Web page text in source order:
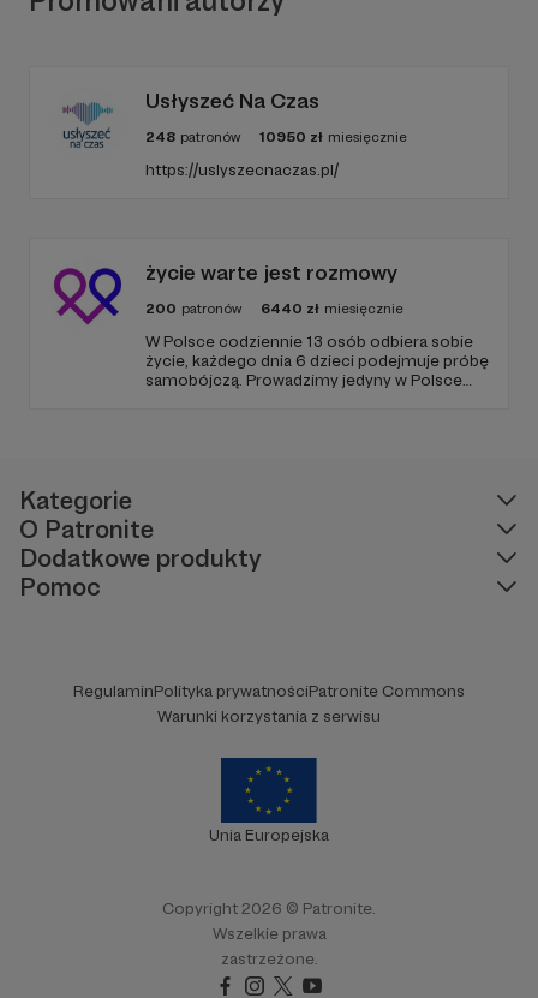
Usłyszeć Na Czas
248 patronów 10950 zł miesięcznie
https://uslyszecnaczas.pl/
życie warte jest rozmowy
200 patronów 6440 zł miesięcznie
W Polsce codziennie 13 osób odbiera sobie
życie, każdego dnia 6 dzieci podejmuje próbę
samobójczą. Prowadzimy jedyny w Polsce
Kategorie
O Patronite
Dodatkowe produkty
Pomoc
RegulaminPolityka prywatnościPatronite Commons
Warunki korzystania z serwisu
Unia Europejska
Copyright 2026 © Patronite.
Wszelkie prawa
zastrzeżone.